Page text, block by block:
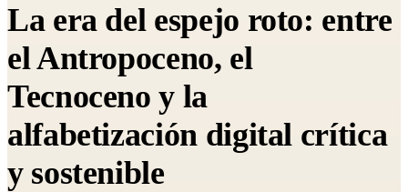
La era del espejo roto: entre
el Antropoceno, el
Tecnoceno y la
alfabetización digital crítica
y sostenible